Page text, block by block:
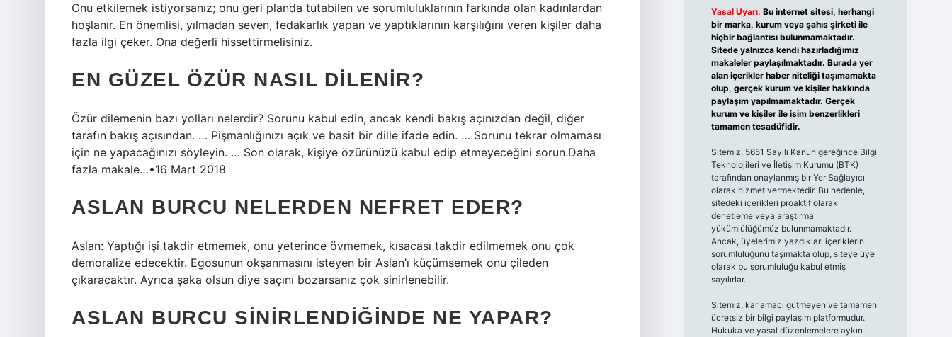
Onu etkilemek istiyorsanız; onu geri planda tutabilen ve sorumluluklarının farkında olan kadınlardan
hoşlanır. En önemlisi, yılmadan seven, fedakarlık yapan ve yaptıklarının karşılığını veren kişiler daha
fazla ilgi çeker. Ona değerli hissettirmelisiniz.
EN GÜZEL ÖZÜR NASIL DILENIR?
Özür dilemenin bazı yolları nelerdir? Sorunu kabul edin, ancak kendi bakış açınızdan değil, diğer
tarafın bakış açısından. … Pişmanlığınızı açık ve basit bir dille ifade edin. … Sorunu tekrar olmaması
için ne yapacağınızı söyleyin. … Son olarak, kişiye özürünüzü kabul edip etmeyeceğini sorun.Daha
fazla makale…•16 Mart 2018
ASLAN BURCU NELERDEN NEFRET EDER?
Aslan: Yaptığı işi takdir etmemek, onu yeterince övmemek, kısacası takdir edilmemek onu çok
demoralize edecektir. Egosunun okşanmasını isteyen bir Aslan’ı küçümsemek onu çileden
çıkaracaktır. Ayrıca şaka olsun diye saçını bozarsanız çok sinirlenebilir.
ASLAN BURCU SINIRLENDIĞINDE NE YAPAR?
Yasal Uyarı: Bu internet sitesi, herhangi
bir marka, kurum veya şahıs şirketi ile
hiçbir bağlantısı bulunmamaktadır.
Sitede yalnızca kendi hazırladığımız
makaleler paylaşılmaktadır. Burada yer
alan içerikler haber niteliği taşımamakta
olup, gerçek kurum ve kişiler hakkında
paylaşım yapılmamaktadır. Gerçek
kurum ve kişiler ile isim benzerlikleri
tamamen tesadüfidir.
Sitemiz, 5651 Sayılı Kanun gereğince Bilgi
Teknolojileri ve İletişim Kurumu (BTK)
tarafından onaylanmış bir Yer Sağlayıcı
olarak hizmet vermektedir. Bu nedenle,
sitedeki içerikleri proaktif olarak
denetleme veya araştırma
yükümlülüğümüz bulunmamaktadır.
Ancak, üyelerimiz yazdıkları içeriklerin
sorumluluğunu taşımakta olup, siteye üye
olarak bu sorumluluğu kabul etmiş
sayılırlar.
Sitemiz, kar amacı gütmeyen ve tamamen
ücretsiz bir bilgi paylaşım platformudur.
Hukuka ve yasal düzenlemelere aykırı